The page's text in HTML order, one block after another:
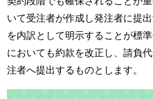
いて受注者が作成し発注者に提
を内訳として明示することが標
においても約款を改正し、請負
注者へ提出するものとします。